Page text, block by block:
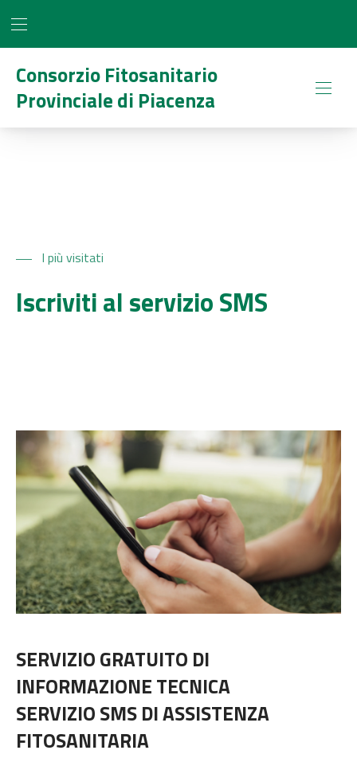
BAR NAVIGATION
Consorzio Fitosanitario
Provinciale di Piacenza
I più visitati
Iscriviti al servizio SMS
SERVIZIO GRATUITO DI
INFORMAZIONE TECNICA
SERVIZIO SMS DI ASSISTENZA
FITOSANITARIA